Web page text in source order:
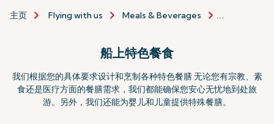
主页 Flying with us Meals & Beverages
船上特色餐食
我们根据您的具体要求设计和烹制各种特色餐膳 无论您有宗教、素
食还是医疗方面的餐膳需求，我们都能确保您安心无忧地到处旅
游。另外，我们还能为婴儿和儿童提供特殊餐膳。